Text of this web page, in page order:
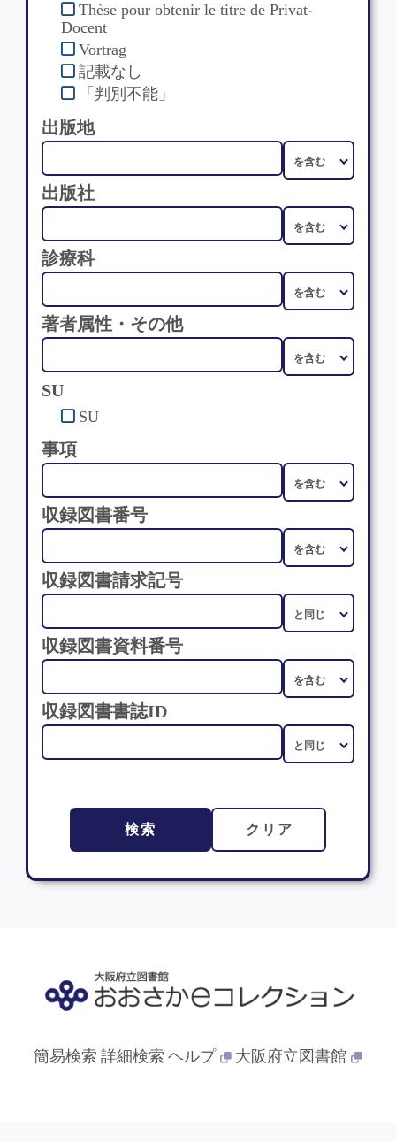
Thèse pour obtenir le titre de Privat-
Docent
Vortrag
記載なし
「判別不能」
出版地
出版社
診療科
著者属性・その他
SU
SU
事項
収録図書番号
収録図書請求記号
収録図書資料番号
収録図書書誌ID
検索 クリア
簡易検索 詳細検索 ヘルプ 大阪府立図書館